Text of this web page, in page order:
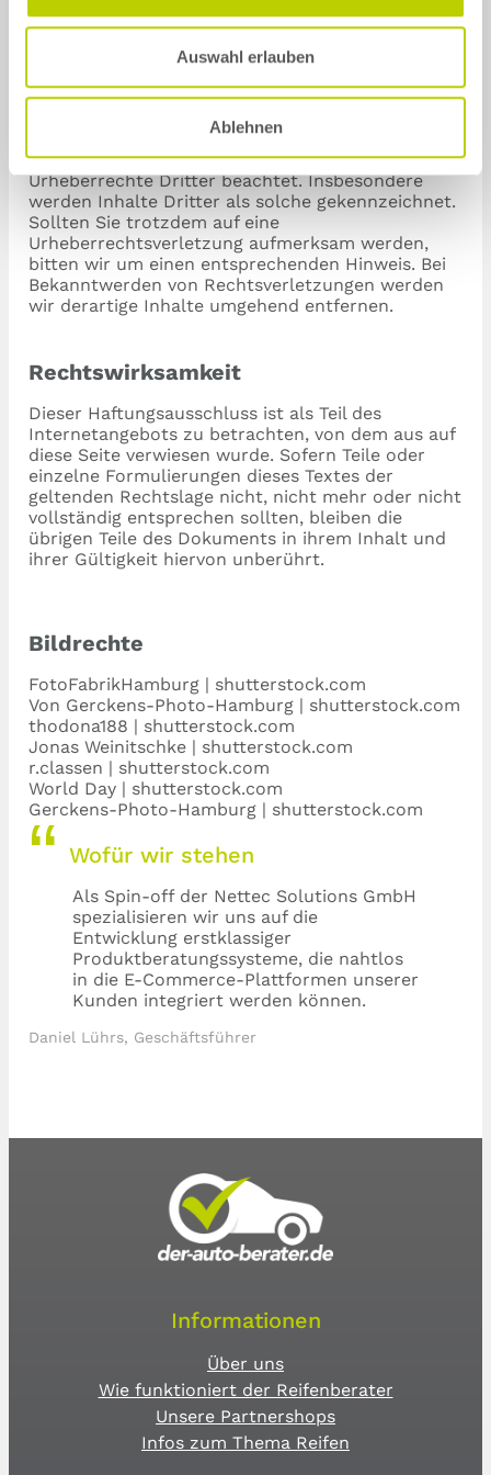
Auswahl erlauben
Ablehnen
Bearbeitung, Verbreitung und jede Art der
Verwertung außerhalb der Grenzen des
Urheberrechtes bedürfen der schriftlichen
Downloads und Kopien dieser Seite sind nur für
den privaten, nicht kommerziellen Gebrauch
gestattet. Soweit die Inhalte auf dieser Seite nicht
vom Betreiber erstellt wurden, werden die
Urheberrechte Dritter beachtet. Insbesondere
werden Inhalte Dritter als solche gekennzeichnet.
Sollten Sie trotzdem auf eine
Urheberrechtsverletzung aufmerksam werden,
bitten wir um einen entsprechenden Hinweis. Bei
Bekanntwerden von Rechtsverletzungen werden
wir derartige Inhalte umgehend entfernen.
Rechtswirksamkeit
Dieser Haftungsausschluss ist als Teil des
Internetangebots zu betrachten, von dem aus auf
diese Seite verwiesen wurde. Sofern Teile oder
einzelne Formulierungen dieses Textes der
geltenden Rechtslage nicht, nicht mehr oder nicht
vollständig entsprechen sollten, bleiben die
übrigen Teile des Dokuments in ihrem Inhalt und
ihrer Gültigkeit hiervon unberührt.
Bildrechte
FotoFabrikHamburg | shutterstock.com​
Von Gerckens-Photo-Hamburg | shutterstock.com
thodona188 | shutterstock.com
Jonas Weinitschke | shutterstock.com
r.classen | shutterstock.com
World Day | shutterstock.com
Gerckens-Photo-Hamburg | shutterstock.com
Wofür wir stehen
Als Spin-off der Nettec Solutions GmbH
spezialisieren wir uns auf die
Entwicklung erstklassiger
Produktberatungssysteme, die nahtlos
in die E-Commerce-Plattformen unserer
Kunden integriert werden können.
Daniel Lührs, Geschäftsführer
Informationen
Über uns
Wie funktioniert der Reifenberater
Unsere Partnershops
Infos zum Thema Reifen